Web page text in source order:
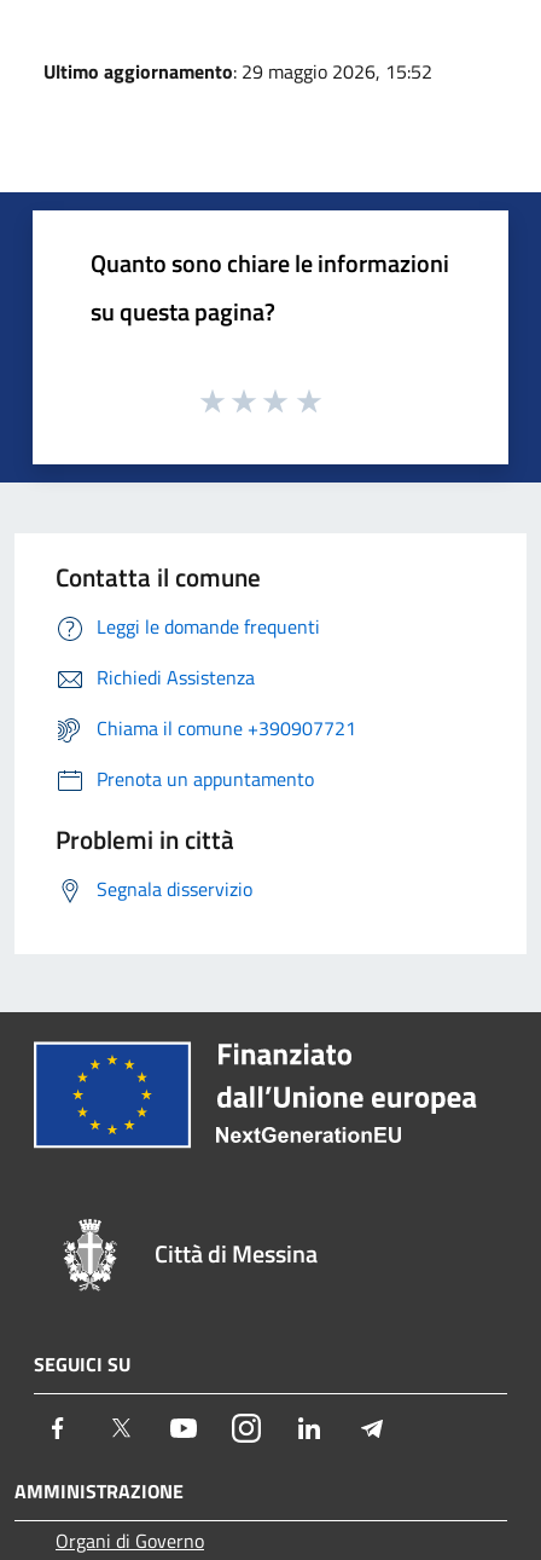
Ultimo aggiornamento: 29 maggio 2026, 15:52
Quanto sono chiare le informazioni
su questa pagina?
Contatta il comune
Leggi le domande frequenti
Richiedi Assistenza
Chiama il comune +390907721
Prenota un appuntamento
Problemi in città
Segnala disservizio
Città di Messina
SEGUICI SU
Facebook Twitter YoutubeInstagram LinkedIn
AMMINISTRAZIONE
Organi di Governo